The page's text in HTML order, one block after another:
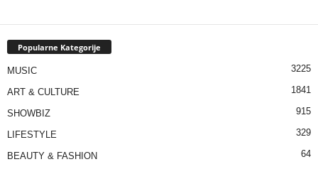
Popularne Kategorije
MUSIC 3225
ART & CULTURE 1841
SHOWBIZ 915
LIFESTYLE 329
BEAUTY & FASHION 64